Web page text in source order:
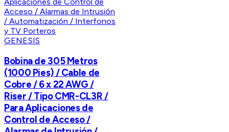
GENESIS
Bobina de 305 Metros
(1000 Pies) / Cable de
Cobre / 6 x 22 AWG /
Riser / Tipo CMR-CL3R /
Para Aplicaciones de
Control de Acceso /